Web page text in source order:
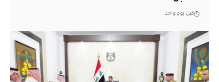
قبل يوم واحد